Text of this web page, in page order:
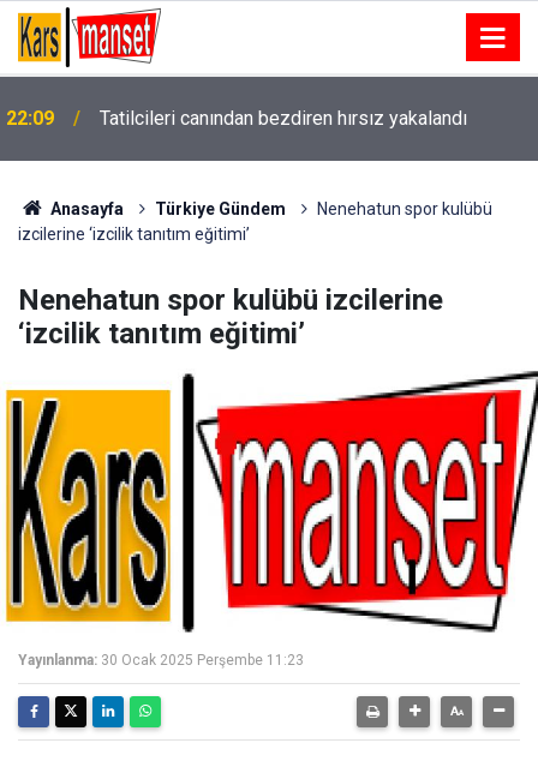
22:09 Tatilcileri canından bezdiren hırsız yakalandı
22:08
niyetli dış güçlere" karşı birleşme çağrısı
Anasayfa Türkiye Gündem
Nenehatun spor kulübü
izcilerine ‘izcilik tanıtım eğitimi’
Nenehatun spor kulübü izcilerine
‘izcilik tanıtım eğitimi’
Yayınlanma: 30 Ocak 2025 Perşembe 11:23